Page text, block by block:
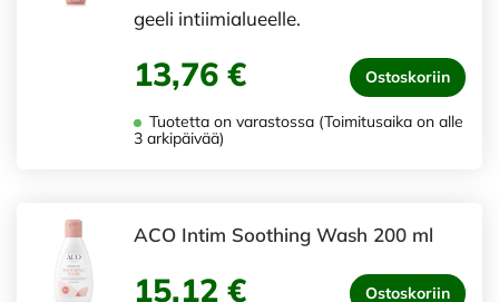
geeli intiimialueelle.
13,76 € Ostoskoriin
Tuotetta on varastossa (Toimitusaika on alle
3 arkipäivää)
ACO Intim Soothing Wash 200 ml
15,12 € Ostoskoriin